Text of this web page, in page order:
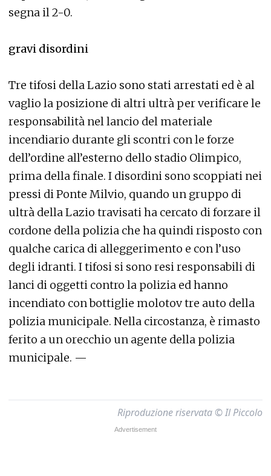
segna il 2-0.
gravi disordini
Tre tifosi della Lazio sono stati arrestati ed è al
vaglio la posizione di altri ultrà per verificare le
responsabilità nel lancio del materiale
incendiario durante gli scontri con le forze
dell’ordine all’esterno dello stadio Olimpico,
prima della finale. I disordini sono scoppiati nei
pressi di Ponte Milvio, quando un gruppo di
ultrà della Lazio travisati ha cercato di forzare il
cordone della polizia che ha quindi risposto con
qualche carica di alleggerimento e con l’uso
degli idranti. I tifosi si sono resi responsabili di
lanci di oggetti contro la polizia ed hanno
incendiato con bottiglie molotov tre auto della
polizia municipale. Nella circostanza, è rimasto
ferito a un orecchio un agente della polizia
municipale. —
Riproduzione riservata © Il Piccolo